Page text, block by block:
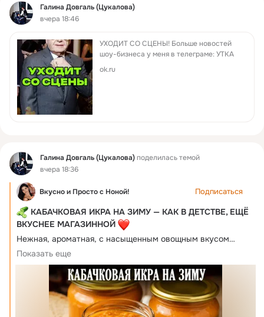
Фид
Галина Довгаль (Цукалова)
вчера 18:46
УХОДИТ СО СЦЕНЫ! Больше новостей
шоу-бизнеса у меня в телеграме: УТКА
ok.ru
Фид Галина Довгаль (Цукалова)поделилась темой
вчера 18:36
Вкусно и Просто c Ноной! Подписаться
КАБАЧКОВАЯ ИКРА НА ЗИМУ — КАК В ДЕТСТВЕ, ЕЩЁ
ВКУСНЕЕ МАГАЗИННОЙ
Нежная, ароматная, с насыщенным овощным вкусом…
Именно такую кабачковую икру намазывали на свежий
хлеб и ели ложками!
Готовится просто, отлично хранится всю зиму и
получается намного вкуснее магазинной.
Ингредиенты:
Кабачки — 3 кг
Показать еще